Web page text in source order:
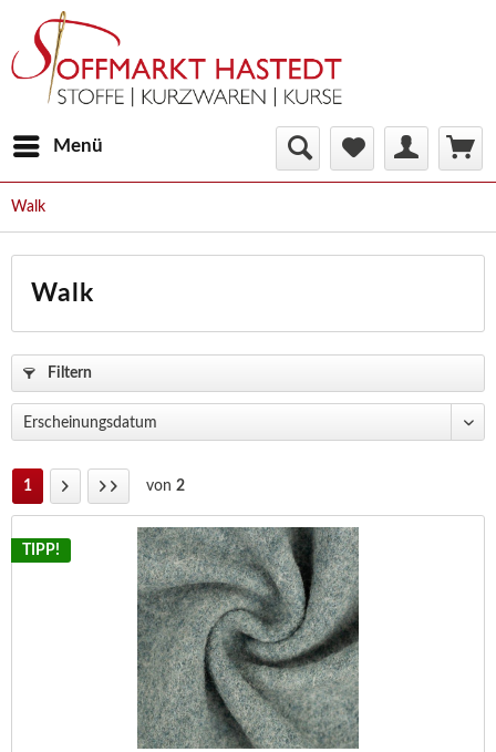
Menü
Walk
Walk
Filtern
1 von 2
TIPP!